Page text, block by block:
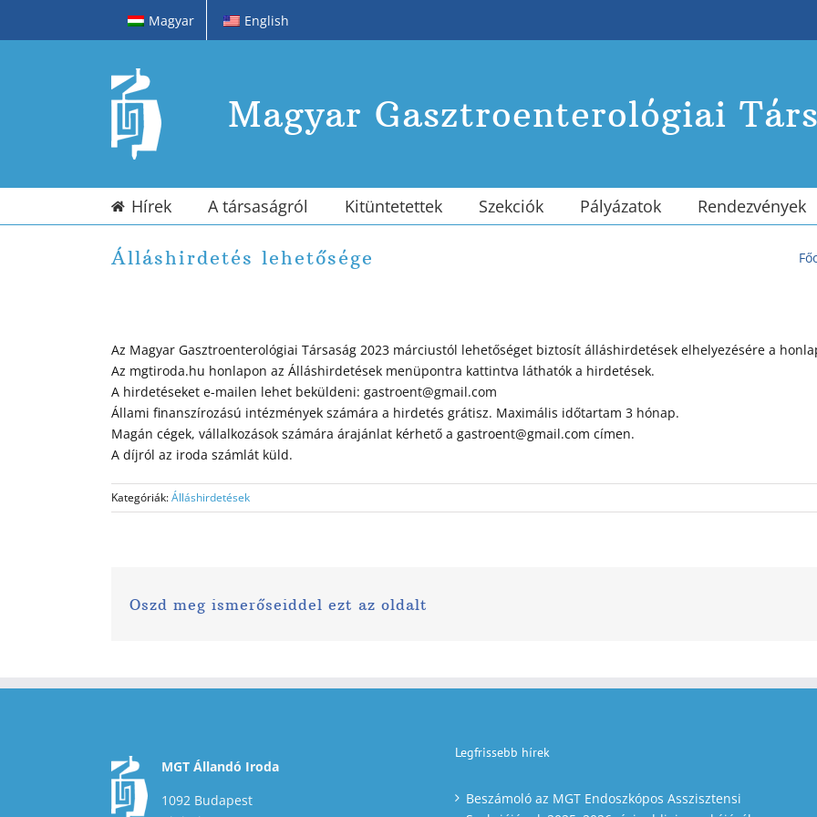
Magyar English
Magyar Gasztroenterológiai
Hírek A társaságról Kitüntetettek Szekciók Pályázatok Rendezvények
Álláshirdetés lehetősége
Az Magyar Gasztroenterológiai Társaság 2023 márciustól lehetőséget biztosít álláshirdetések elhelyezésére a
Az mgtiroda.hu honlapon az Álláshirdetések menüpontra kattintva láthatók a hirdetések.
A hirdetéseket e-mailen lehet beküldeni: gastroent@gmail.com
Állami finanszírozású intézmények számára a hirdetés grátisz. Maximális időtartam 3 hónap.
Magán cégek, vállalkozások számára árajánlat kérhető a gastroent@gmail.com címen.
A díjról az iroda számlát küld.
Kategóriák:Álláshirdetések
Oszd meg ismerőseiddel ezt az oldalt
MGT Állandó Iroda
1092 Budapest
Legfrissebb hírek
Beszámoló az MGT Endoszkópos Asszisztensi